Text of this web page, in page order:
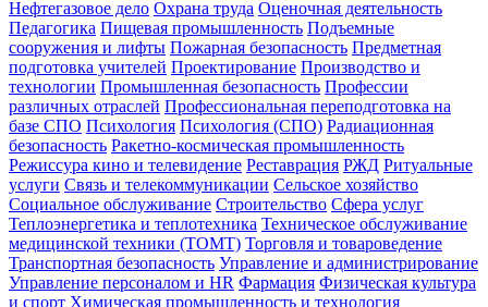
Нефтегазовое дело Охрана труда Оценочная деятельность
Педагогика Пищевая промышленность Подъемные
сооружения и лифты Пожарная безопасность Предметная
подготовка учителей Проектирование Производство и
технологии Промышленная безопасность Профессии
различных отраслей Профессиональная переподготовка на
базе СПО Психология Психология (СПО) Радиационная
безопасность Ракетно-космическая промышленность
Режиссура кино и телевидение Реставрация РЖД Ритуальные
услуги Связь и телекоммуникации Сельское хозяйство
Социальное обслуживание Строительство Сфера услуг
Теплоэнергетика и теплотехника Техническое обслуживание
медицинской техники (ТОМТ) Торговля и товароведение
Транспортная безопасность Управление и администрирование
Управление персоналом и HR Фармация Физическая культура
и спорт Химическая промышленность и технология